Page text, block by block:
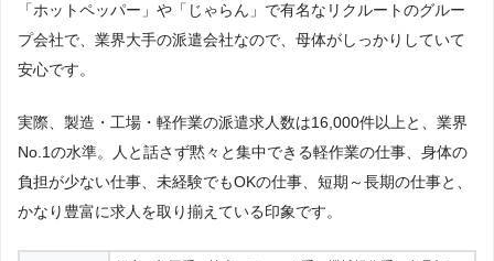
「ホットペッパー」や「じゃらん」で有名なリクルートのグルー
プ会社で、業界大手の派遣会社なので、母体がしっかりしていて
安心です。
実際、製造・工場・軽作業の派遣求人数は16,000件以上と、業界
No.1の水準。人と話さず黙々と集中できる軽作業の仕事、身体の
負担が少ない仕事、未経験でもOKの仕事、短期～長期の仕事と、
かなり豊富に求人を取り揃えている印象です。